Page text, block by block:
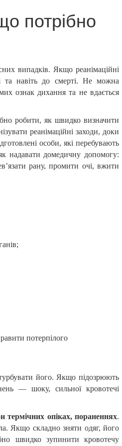
потрібно
випадків. Якщо реанімаційні
та навіть до смерті. Не можна
ознак дихання та не вдається
робити, як швидко визначити
реанімаційні заходи, доки
особи, які перебувають
надавати домедичну допомогу:
рану, промити очі, вжити
потерпілого
його. Якщо підозрюють
— шоку, сильної кровотечі
термічних опіках, пораненнях.
Якщо складно зняти одяг, його
швидко зупинити кровотечу